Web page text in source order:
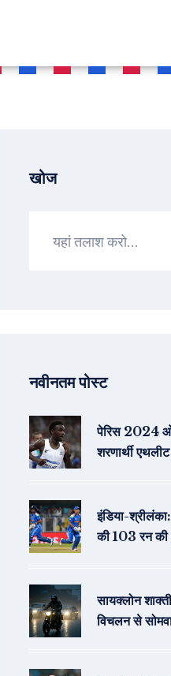
खोज
नवीनतम पोस्ट
पेरिस 2024
शरणार्थी
किया
इंडिया-
की 103 रन की
सायक्लोन
विचलन से